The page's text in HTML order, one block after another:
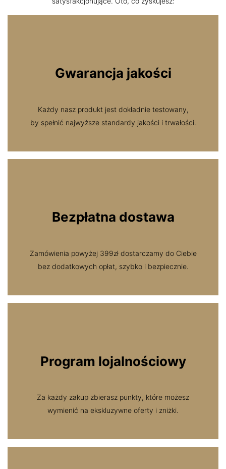
Gwarancja jakości
Każdy nasz produkt jest dokładnie testowany,
by spełnić najwyższe standardy jakości i trwałości.
Bezpłatna dostawa
Zamówienia powyżej 399zł dostarczamy do Ciebie
bez dodatkowych opłat, szybko i bezpiecznie.
Program lojalnościowy
Za każdy zakup zbierasz punkty, które możesz
wymienić na ekskluzywne oferty i zniżki.